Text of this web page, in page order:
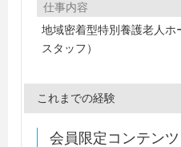
仕事内容
地域密着型特別養護老人
スタッフ）
これまでの経験
会員限定コンテンツ